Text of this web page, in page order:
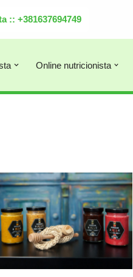
:: +381637694749
Online nutricionista